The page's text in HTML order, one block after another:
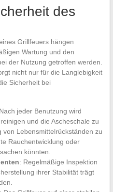
des
Grillfeuers hängen
Wartung und den
der Nutzung getroffen werden.
nicht nur für die Langlebigkeit
Sicherheit bei
jeder Benutzung wird
und die Ascheschale zu
von Lebensmittelrückständen zu
Rauchentwicklung oder
könnten.
: Regelmäßige Inspektion
ihrer Stabilität trägt